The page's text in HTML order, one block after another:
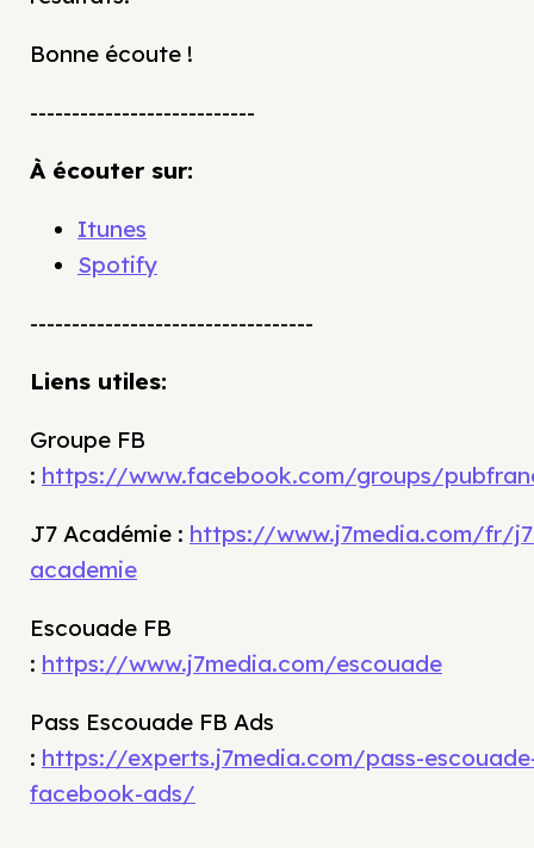
Bonne écoute !
---------------------------
À écouter sur:
Itunes
Spotify
----------------------------------
Liens utiles:
Groupe FB
: https://www.facebook.com/groups/
J7 Académie : https://www.j7media.com/fr/
academie
Escouade FB
: https://www.j7media.com/escouade
Pass Escouade FB Ads
: https://experts.j7media.com/pass-
facebook-ads/